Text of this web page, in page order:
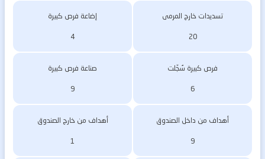
تسديدات خارج المرمى
20
إضاعة فرص كبيرة
4
فرص كبيرة سُجّلت
6
صناعة فرص كبيرة
9
أهداف من داخل الصندوق
9
أهداف من خارج الصندوق
1